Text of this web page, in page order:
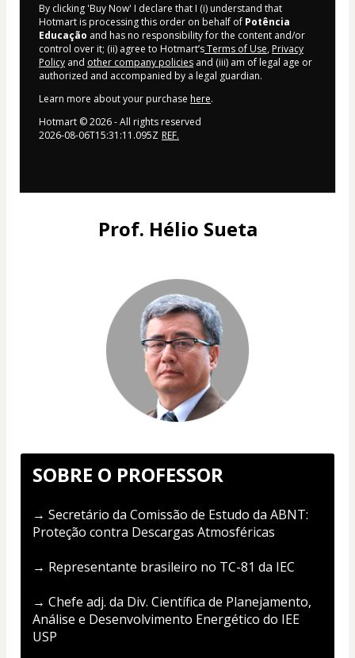
By clicking 'Buy Now' I declare that I (i) understand that
Hotmart is processing this order on behalf of Potência
Educação and has no responsibility for the content and/or
control over it; (ii) agree to Hotmart’sTerms of Use, Privacy
Policy and other company policies and (iii) am of legal age or
authorized and accompanied by a legal guardian.
Learn more about your purchase here.
Hotmart ©2026- All rights reserved
2026-08-06T15:31:11.095Z REF.
Prof. Hélio Sueta
SOBRE O PROFESSOR
→ Secretário da Comissão de Estudo da ABNT:
Proteção contra Descargas Atmosféricas
→ Representante brasileiro no TC-81 da IEC
→ Chefe adj. da Div. Científica de Planejamento,
Análise e Desenvolvimento Energético do IEE
USP